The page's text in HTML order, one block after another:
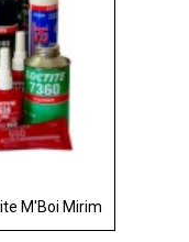
M'Boi Mirim